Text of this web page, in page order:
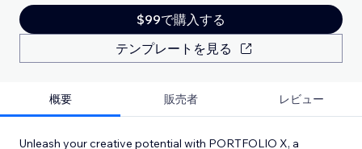
$99で購入する
テンプレートを見る
概要 販売者 レビュー
Unleash your creative potential with PORTFOLIO X, a